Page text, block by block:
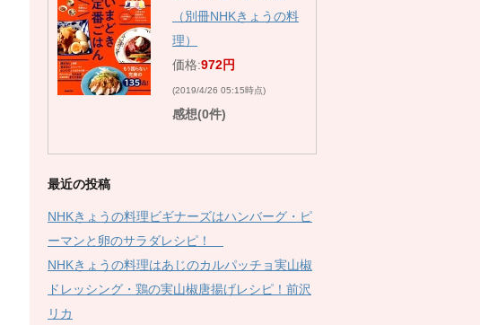
（別冊NHKきょうの料
理）
価格:972円
(2019/4/26 05:15時点)
感想(0件)
最近の投稿
NHKきょうの料理ビギナーズはハンバーグ・ピ
ーマンと卵のサラダレシピ！
NHKきょうの料理はあじのカルパッチョ実山椒
ドレッシング・鶏の実山椒唐揚げレシピ！前沢
リカ